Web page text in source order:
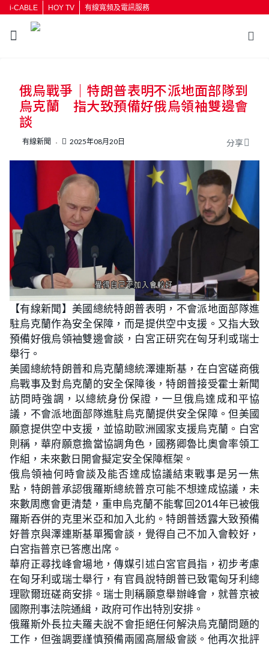
i-CABLE HOY TV 有線寬頻及電訊服務
按輸入鍵開始搜尋
俄烏戰爭｜特朗普表明不派地面部隊到
烏克蘭 指大致預備好俄烏領袖雙邊會
談
有線新聞 2025年08月20日 分享
【有線新聞】美國總統特朗普表明，不會派地面部隊進
駐烏克蘭作為安全保障，而是提供空中支援。又指大致
預備好俄烏領袖雙邊會談，白宮正研究在匈牙利或瑞士
舉行。
美國總統特朗普和烏克蘭總統澤連斯基，在白宮磋商俄
烏戰事及對烏克蘭的安全保障後，特朗普接受霍士新聞
訪問時強調，以總統身份保證，一旦俄烏達成和平協
議，不會派地面部隊進駐烏克蘭提供安全保障。但美國
願意提供空中支援，並協助歐洲國家支援烏克蘭。白宮
則稱，華府願意擔當協調角色，國務卿魯比奧會率領工
作組，未來數日開會擬定安全保障框架。
俄烏領袖何時會談及能否達成協議結束戰事是另一焦
點，特朗普承認俄羅斯總統普京可能不想達成協議，未
來數周應會更清楚，重申烏克蘭不能奪回2014年已被俄
羅斯吞併的克里米亞和加入北約。特朗普透露大致預備
好普京與澤連斯基單獨會談，覺得自己不加入會較好，
白宮指普京已答應出席。
華府正尋找峰會場地，傳媒引述白宮官員指，初步考慮
在匈牙利或瑞士舉行，有官員說特朗普已致電匈牙利總
理歐爾班磋商安排。瑞士則稱願意舉辦峰會，就普京被
國際刑事法院通緝，政府可作出特別安排。
俄羅斯外長拉夫羅夫說不會拒絕任何解決烏克蘭問題的
工作，但強調要謹慎預備兩國高層級會談。他再次批評